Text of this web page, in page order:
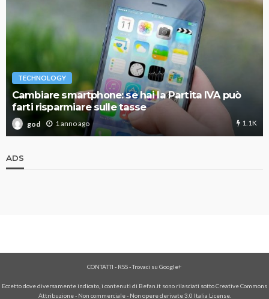
TECHNOLOGY
Cambiare smartphone: se hai la Partita IVA può
farti risparmiare sulle tasse
god 1 anno ago 1.1K
ADS
CONTATTI - RSS-Trovaci su Google+
Eccetto dove diversamente indicato, i contenuti di Befan.it sono rilasciati sotto Creative Commons
Attribuzione - Non commerciale - Non opere derivate 3.0 Italia License.